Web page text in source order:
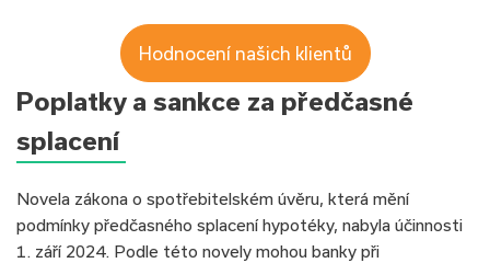
Hodnocení našich klientů
Poplatky a sankce za předčasné
splacení
​Novela zákona o spotřebitelském úvěru, která mění
podmínky předčasného splacení hypotéky, nabyla účinnosti
1. září 2024. Podle této novely mohou banky při